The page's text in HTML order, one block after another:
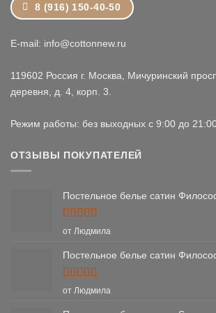
8 (916) 150-40-50
E-mail: info@cottonnew.ru
119602 Россия г. Москва, Мичуринский
деревня, д. 4, корп. 3.
Режим работы: без выходных с 9:00 до
ОТЗЫВЫ ПОКУПАТЕЛЕЙ
Постельное белье сатин
Оценка5
от Людмила
Постельное белье сатин
Оценка5
от Людмила